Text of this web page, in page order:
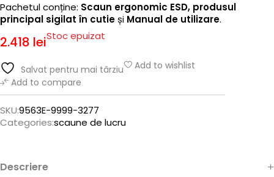
Pachetul conține: Scaun ergonomic ESD, produsul
principal sigilat în cutieși Manual de utilizare.
2.418 leiStoc epuizat
Salvat pentru mai târziu
Add to wishlist
Add to compare
SKU:9563E-9999-3277
Categories:scaune de lucru
Descriere